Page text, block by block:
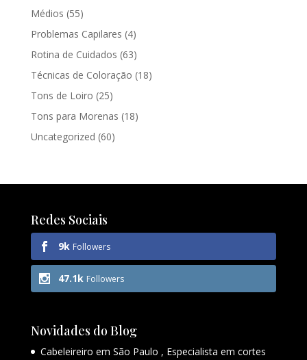
Médios (55)
Problemas Capilares (4)
Rotina de Cuidados (63)
Técnicas de Coloração (18)
Tons de Loiro (25)
Tons para Morenas (18)
Uncategorized (60)
Redes Sociais
9k Followers
47.1k Followers
Novidades do Blog
Cabeleireiro em São Paulo , Especialista em cortes